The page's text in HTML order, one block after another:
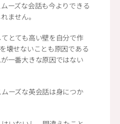
ーズな会話も今よりできる
ません。
とても高い壁を自分で作
壊せないことも原因である
一番大きな原因ではない
ーズな英会話は身につか